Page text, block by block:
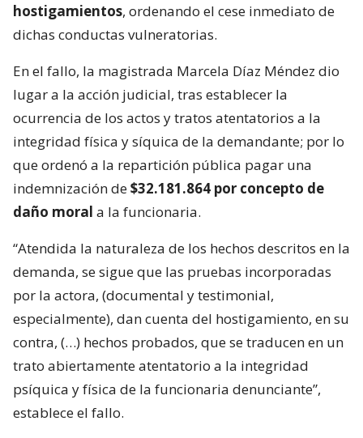
hostigamientos, ordenando el cese inmediato de
dichas conductas vulneratorias.
En el fallo, la magistrada Marcela Díaz Méndez dio
lugar a la acción judicial, tras establecer la
ocurrencia de los actos y tratos atentatorios a la
integridad física y síquica de la demandante; por lo
que ordenó a la repartición pública pagar una
indemnización de$32.181.864 por concepto de
daño moral a la funcionaria.
“Atendida la naturaleza de los hechos descritos en la
demanda, se sigue que las pruebas incorporadas
por la actora, (documental y testimonial,
especialmente), dan cuenta del hostigamiento, en su
contra, (…) hechos probados, que se traducen en un
trato abiertamente atentatorio a la integridad
psíquica y física de la funcionaria denunciante”,
establece el fallo.